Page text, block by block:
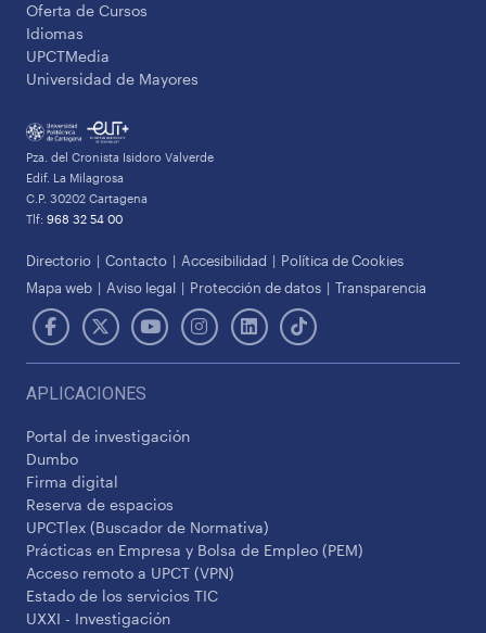
Oferta de Cursos
Idiomas
UPCTMedia
Universidad de Mayores
Pza. del Cronista Isidoro Valverde
Edif. La Milagrosa
C.P. 30202 Cartagena
Tlf: 968 32 54 00
Directorio Contacto Accesibilidad
Política de Cookies
Mapa web
Aviso legal Protección de datos Transparencia
APLICACIONES
Portal de investigación
Dumbo
Firma digital
Reserva de espacios
UPCTlex (Buscador de Normativa)
Prácticas en Empresa y Bolsa de Empleo (PEM)
Acceso remoto a UPCT (VPN)
Estado de los servicios TIC
UXXI - Investigación